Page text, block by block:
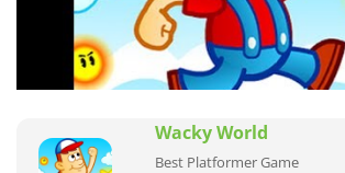
Wacky World
Best Platformer Game